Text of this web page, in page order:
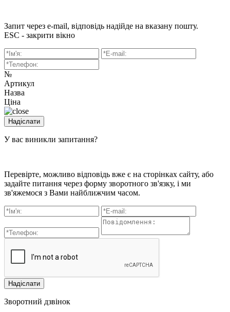
Запит через e-mail, відповідь надійде на вказану пошту.
ESC - закрити вікно
№
Артикул
Назва
Ціна
У вас виникли запитання?
Перевірте, можливо відповідь вже є на сторінках сайту, або
задайте питання через форму зворотного зв'язку, і ми
зв'яжемося з Вами найближчим часом.
Зворотний дзвінок